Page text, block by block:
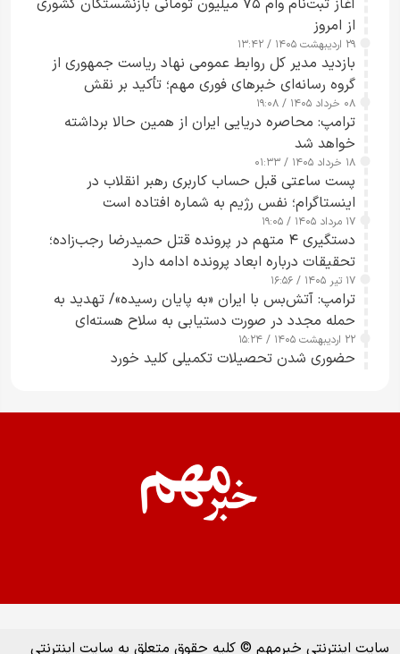
آغاز ثبت‌نام وام ۷۵ میلیون تومانی بازنشستگان کشوری
از امروز
۲۹ اردیبهشت ۱۴۰۵ / ۱۳:۴۲
بازدید مدیر کل روابط عمومی نهاد ریاست جمهوری از
گروه رسانه‌ای خبرهای فوری مهم؛ تأکید بر نقش
رسانه‌های هوشمند و مسئول در ارتقای آگاهی عمومی
۰۸ خرداد ۱۴۰۵ / ۱۹:۰۸
ترامپ: محاصره دریایی ایران از همین حالا برداشته
خواهد شد
۱۸ خرداد ۱۴۰۵ / ۰۱:۳۳
پست ساعتی قبل حساب کاربری رهبر انقلاب در
اینستاگرام؛ نفس رژیم به شماره افتاده است​
۱۷ مرداد ۱۴۰۵ / ۱۹:۰۵
دستگیری ۴ متهم در پرونده قتل حمیدرضا رجب‌زاده؛
تحقیقات درباره ابعاد پرونده ادامه دارد
۱۷ تیر ۱۴۰۵ / ۱۶:۵۶
ترامپ: آتش‌بس با ایران «به پایان رسیده»/ تهدید به
حمله مجدد در صورت دستیابی به سلاح هسته‌ای
۲۲ اردیبهشت ۱۴۰۵ / ۱۵:۲۴
حضوری شدن تحصیلات تکمیلی کلید خورد
سایت اینترنتی خبرمهم © کلیه حقوق متعلق به سایت اینترنتی